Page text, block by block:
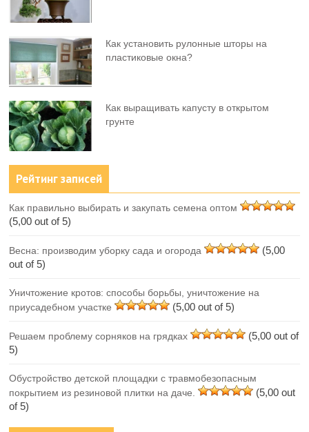
Как установить рулонные шторы на
пластиковые окна?
Как выращивать капусту в открытом
грунте
Рейтинг записей
Как правильно выбирать и закупать семена оптом
(5,00 out of 5)
Весна: производим уборку сада и огорода
(5,00
out of 5)
Уничтожение кротов: способы борьбы, уничтожение на
приусадебном участке
(5,00 out of 5)
Решаем проблему сорняков на грядках
(5,00 out of
5)
Обустройство детской площадки с травмобезопасным
покрытием из резиновой плитки на даче.
(5,00 out
of 5)